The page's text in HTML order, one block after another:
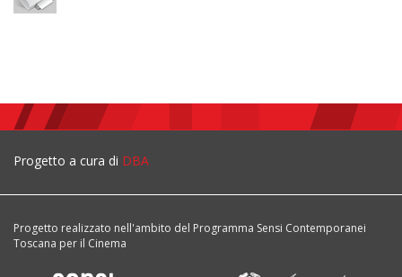
Progetto a cura di DBA
Progetto realizzato nell'ambito del Programma Sensi Contemporanei
Toscana per il Cinema